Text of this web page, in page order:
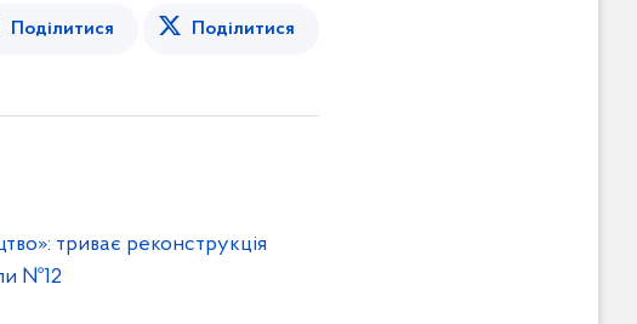
Поділитися Поділитися
триває реконструкція
№12